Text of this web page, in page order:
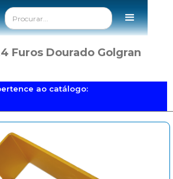
Furos Dourado Golgran
ao catálogo: